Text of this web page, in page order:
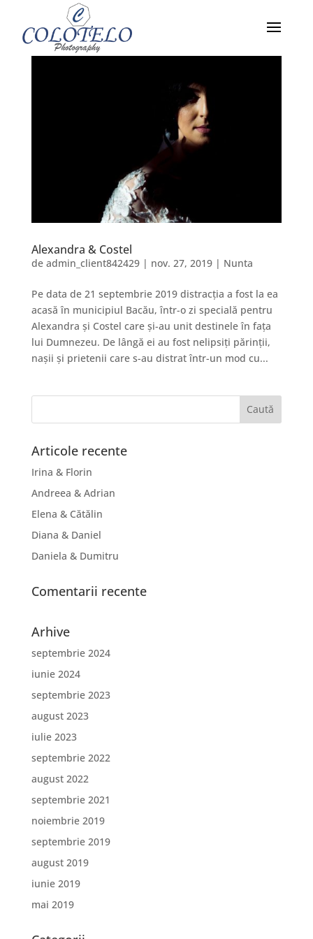
Alexandra & Costel
de admin_client842429| nov. 27, 2019| Nunta
Pe data de 21 septembrie 2019 distracția a fost la ea
acasă în municipiul Bacău, într-o zi specială pentru
Alexandra și Costel care și-au unit destinele în fața
lui Dumnezeu. De lângă ei au fost nelipsiți părinții,
nașii și prietenii care s-au distrat într-un mod cu...
Articole recente
Irina & Florin
Andreea & Adrian
Elena & Cătălin
Diana & Daniel
Daniela & Dumitru
Comentarii recente
Arhive
septembrie 2024
iunie 2024
septembrie 2023
august 2023
iulie 2023
septembrie 2022
august 2022
septembrie 2021
noiembrie 2019
septembrie 2019
august 2019
iunie 2019
mai 2019